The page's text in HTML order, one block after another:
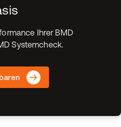
Ihrer BMD
Systemcheck.